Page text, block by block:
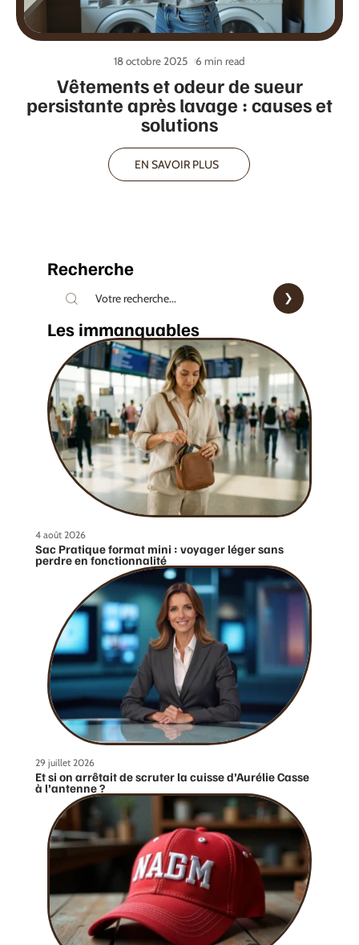
Vêtements et odeur de sueur
persistante après lavage : causes et
solutions
18 octobre 2025 6 min read
EN SAVOIR PLUS
Recherche
Les immanquables
4 août 2026
Sac Pratique format mini : voyager léger sans
perdre en fonctionnalité
29 juillet 2026
Et si on arrêtait de scruter la cuisse d’Aurélie Casse
à l’antenne ?